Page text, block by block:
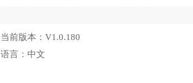
当前版本： V1.0.180
语言： 中文